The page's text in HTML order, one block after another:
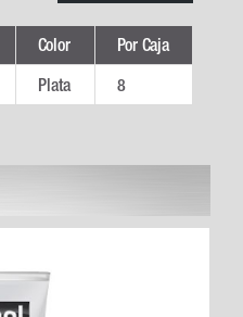
Color Por Caja
Plata 8